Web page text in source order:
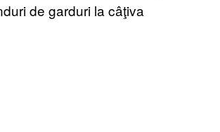
de garduri la câţiva